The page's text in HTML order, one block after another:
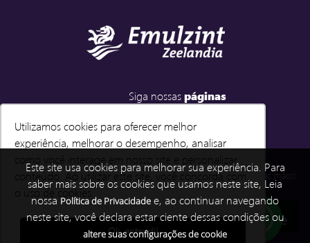
Utilizamos cookies para oferecer melhor
experiência, melhorar o desempenho, analisar
como você interage em nosso site e personalizar
conteúdo. Ao utilizar este site, você concorda com
o uso de cookies.
Ok, entendi!
Utilizamos cookies para oferecer melhor
experiência, melhorar o desempenho, analisar
como você interage em nosso site e personalizar
conteúdo. Ao utilizar este site, você concorda com
o uso de cookies.
Ok, entendi!
Este site usa cookies para melhorar sua experiência. Para
saber mais sobre os cookies que usamos neste site, Leia
nossa Política de Privacidade e, ao continuar navegando
neste site, você declara estar ciente dessas condições ou
altere suas configurações de cookie
Siga nossaspáginas
Emulzint e-você
Baixe e instale o nosso APP e tenha a Emulzint em suas mãos!